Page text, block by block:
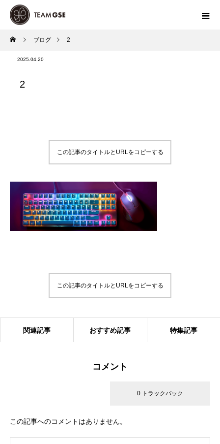
ブログ 2
2025.04.20
2
この記事のタイトルとURLをコピーする
この記事のタイトルとURLをコピーする
関連記事 おすすめ記事 特集記事
コメント
0 トラックバック
この記事へのコメントはありません。